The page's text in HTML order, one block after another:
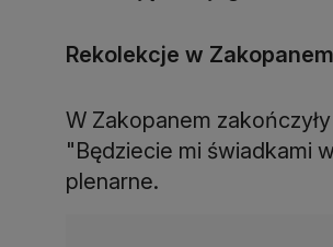
Rekolekcje w Zakopanem
W Zakopanem
"Będziecie mi świadkami
plenarne.